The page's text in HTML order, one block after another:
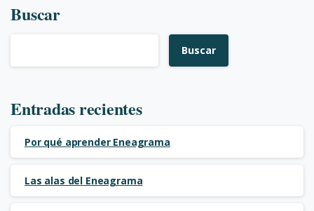
Buscar
Buscar
Entradas recientes
Por qué aprender Eneagrama
Las alas del Eneagrama